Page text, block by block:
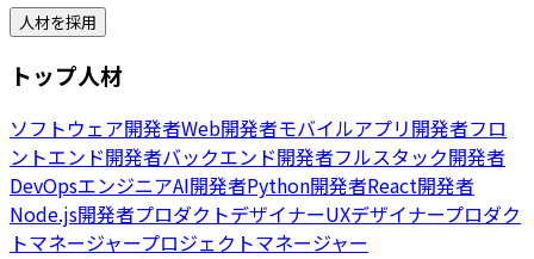
人材を採用
トップ人材
ソフトウェア開発者Web開発者モバイルアプリ開発者フロ
ントエンド開発者バックエンド開発者フルスタック開発者
DevOpsエンジニアAI開発者Python開発者React開発者
Node.js開発者プロダクトデザイナーUXデザイナープロダク
トマネージャープロジェクトマネージャー